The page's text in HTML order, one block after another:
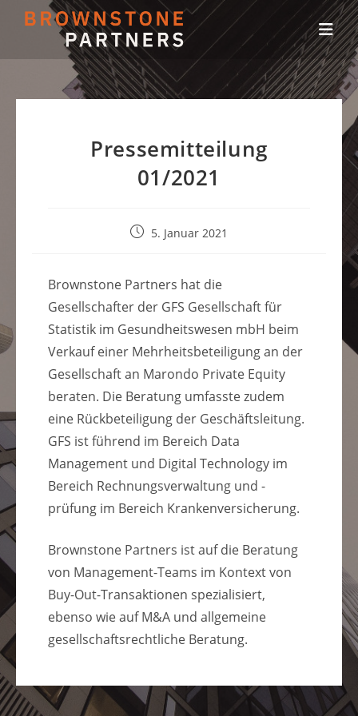
Inhalt
Pressemitteilung
01/2021
Beitrag5. Januar 2021
Brownstone Partners hat die
Gesellschafter der GFS Gesellschaft für
Statistik im Gesundheitswesen mbH beim
Verkauf einer Mehrheitsbeteiligung an der
Gesellschaft an Marondo Private Equity
beraten. Die Beratung umfasste zudem
eine Rückbeteiligung der Geschäftsleitung.
GFS ist führend im Bereich Data
Management und Digital Technology im
Bereich Rechnungsverwaltung und -
prüfung im Bereich Krankenversicherung.
Brownstone Partners ist auf die Beratung
von Management-Teams im Kontext von
Buy-Out-Transaktionen spezialisiert,
ebenso wie auf M&A und allgemeine
gesellschaftsrechtliche Beratung.